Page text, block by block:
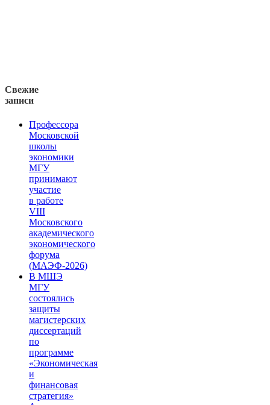
Свежие
записи
Профессора
Московской
школы
экономики
МГУ
принимают
участие
в работе
VIII
Московского
академического
экономического
форума
(МАЭФ-2026)
В МШЭ
МГУ
состоялись
защиты
магистерских
диссертаций
по
программе
«Экономическая
и
финансовая
стратегия»